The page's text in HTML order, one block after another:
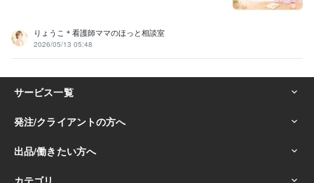
りょうこ＊看護師ママのほっと相談室
2026/05/13 05:48